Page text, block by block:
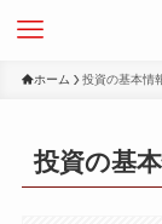
ホーム 投資の基本情
投資の基